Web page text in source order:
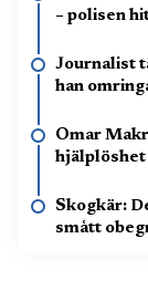
– polisen
Journalist
han
Omar
hjälplöshet
Skogkär:
smått